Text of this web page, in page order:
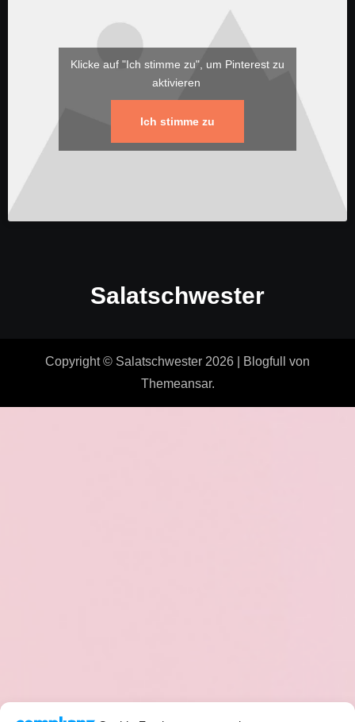
Klicke auf "Ich stimme zu", um Pinterest zu
aktivieren
Ich stimme zu
Salatschwester
Copyright © Salatschwester 2026 Blogfull
von
Themeansar.